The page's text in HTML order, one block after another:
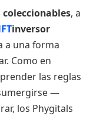
, a
inversor
a una forma
Como en
las reglas
—
los Phygitals